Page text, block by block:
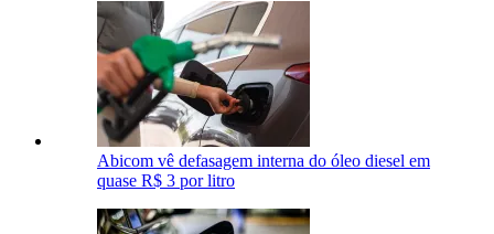
Abicom vê defasagem interna do óleo diesel em
quase R$ 3 por litro